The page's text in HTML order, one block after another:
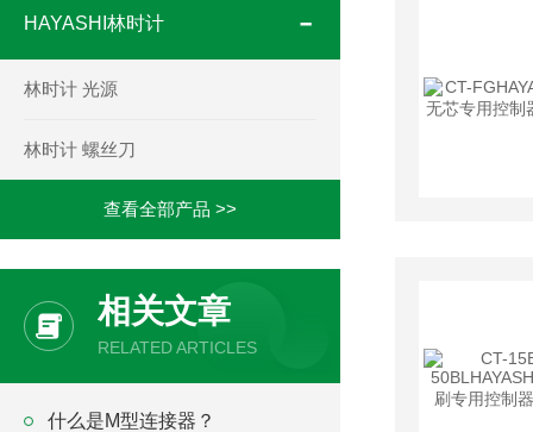
HAYASHI林时计
林时计 光源
林时计 螺丝刀
查看全部产品 >>
相关文章
RELATED ARTICLES
什么是M型连接器？